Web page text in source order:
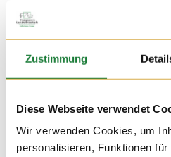
Zustimmung
Diese Webseite verwendet
Wir verwenden Cookies, um
personalisieren, Funktionen
13. OKT 2020